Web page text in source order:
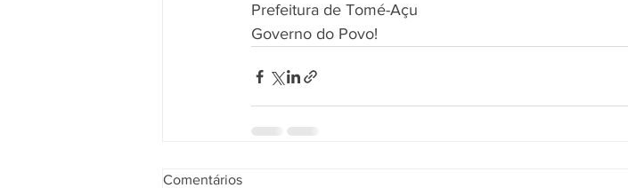
Prefeitura de Tomé-Açu
Governo do Povo!
Comentários